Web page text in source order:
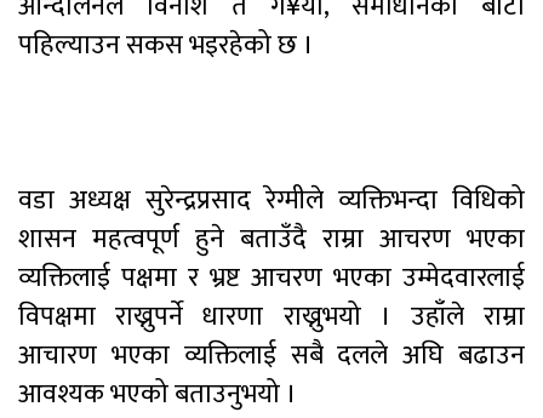
पहिल्याउन सकस भइरहेको छ ।
वडा अध्यक्ष सुरेन्द्रप्रसाद रेग्मीले व्यक्तिभन्दा विधिको
शासन महत्वपूर्ण हुने बताउँदै राम्रा आचरण भएका
व्यक्तिलाई पक्षमा र भ्रष्ट आचरण भएका उम्मेदवारलाई
विपक्षमा राख्नुपर्ने धारणा राख्नुभयो । उहाँले राम्रा
आचारण भएका व्यक्तिलाई सबै दलले अघि बढाउन
आवश्यक भएको बताउनुभयो ।